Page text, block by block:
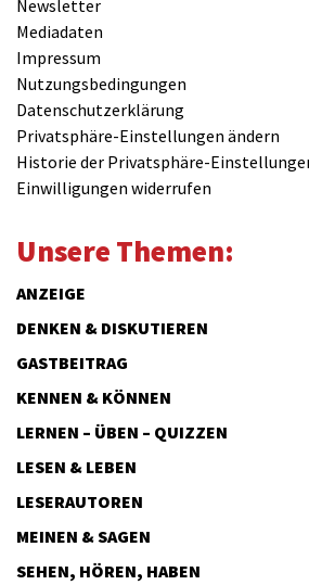
Newsletter
Mediadaten
Impressum
Nutzungsbedingungen
Datenschutzerklärung
Privatsphäre-Einstellungen ändern
Historie der Privatsphäre-
Einwilligungen widerrufen
Unsere Themen:
ANZEIGE
DENKEN & DISKUTIEREN
GASTBEITRAG
KENNEN & KÖNNEN
LERNEN – ÜBEN – QUIZZEN
LESEN & LEBEN
LESERAUTOREN
MEINEN & SAGEN
SEHEN, HÖREN, HABEN